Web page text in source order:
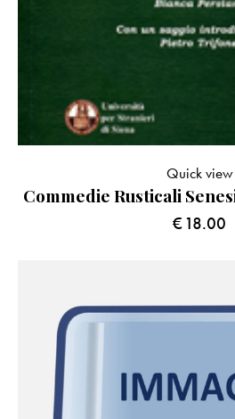
Commedie Rusticali
€18.00
Quick view